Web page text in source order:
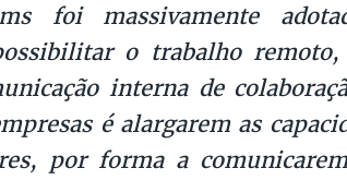
foi massivamente
o trabalho
interna de
é alargarem as
por forma a